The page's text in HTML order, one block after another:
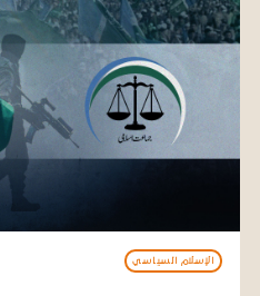
الإسلام السياسي